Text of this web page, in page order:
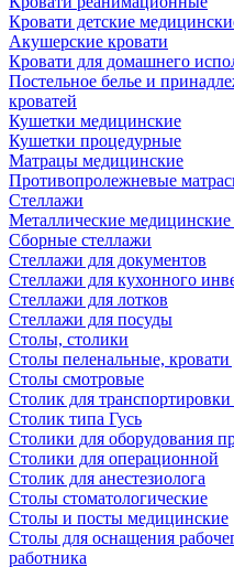
Кровати детские
Акушерские кровати
Кровати для домашнего
Постельное белье и
кроватей
Кушетки медицинские
Кушетки процедурные
Матрацы медицинские
Противопролежневые
Стеллажи
Металлические медицинские
Сборные стеллажи
Стеллажи для документов
Стеллажи для кухонного
Стеллажи для лотков
Стеллажи для посуды
Столы, столики
Столы пеленальные,
Столы смотровые
Столик для
Столик типа Гусь
Столики для оборудования
Столики для операционной
Столик для анестезиолога
Столы стоматологические
Столы и посты медицинские
Столы для оснащения
работника